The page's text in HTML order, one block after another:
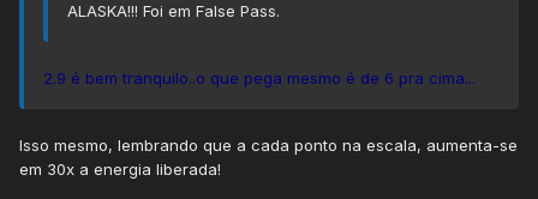
ALASKA!!! Foi em False Pass.
2.9 é bem tranquilo..o que pega mesmo é de 6 pra cima...
Isso mesmo, lembrando que a cada ponto na escala, aumenta-se
em 30x a energia liberada!